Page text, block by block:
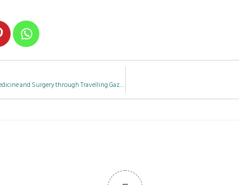
Travel Accounts and Indian Medicine and Surgery through Travelling Gaze –18th Century